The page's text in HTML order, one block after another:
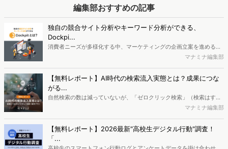
レンドをお送りします。Z世代の準備・楽しみ方が気になる「夏」、
「母の日」のプレゼント選びの悩み など、データとリアルな声を掛け
合わせ、Z世代のニーズを読み解きます。
編集部おすすめの記事
独自の競合サイト分析やキーワード分析ができる、
Dockpi...
消費者ニーズが多様化する中、マーケティングの企画立案を進める上
で、競合分析や消費者分析の重要性がより高まっています。Web行動
データを活用し、Web上の消費者行動を起点とした競合サイト分析や
消費者分析が可能です。今回はDockpitならではの利便性の高い機能
や活用方法を解説します。
マナミナ編集部
【無料レポート】AI時代の検索流入実態とは？成果につな
がる...
自然検索の数は減っていないが、「ゼロクリック検索」（検索はする
がページには流入しない）の割合が増加しているのが、AI時代の検索
か、また、要因を理解した上で、成果に確実につながるコンテンツを
制作するにはどうするべきなのでしょうか。本レポートはこのような
疑問をお抱えのSEO・Webマーケティングご担当者様におすすめの内
マナミナ編集部
【無料レポート】2026最新"高校生デジタル行動"調査！
「...